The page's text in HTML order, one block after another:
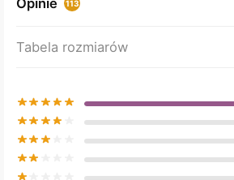
page
Opinie 113
Tabela rozmiarów